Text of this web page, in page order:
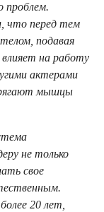
проблем.
что перед тем
подавая
влияет на работу
актерами
мышцы
не только
свое
20 лет,